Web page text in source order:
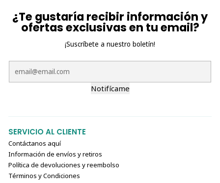
¿Te gustaría recibir información y
ofertas exclusivas en tu email?
¡Suscríbete a nuestro boletín!
Notifícame
SERVICIO AL CLIENTE
Contáctanos aquí
Información de envíos y retiros
Política de devoluciones y reembolso
Términos y Condiciones